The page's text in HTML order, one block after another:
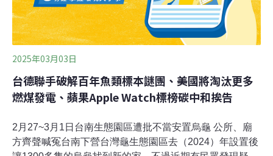
南海海洋研究所、浙江大學和中國海洋大學組成的研究團
隊運用基因
2025年03月03日
台德聯手破解百年魚類標本謎團、美國將淘汰更多
燃煤發電、蘋果Apple Watch標榜碳中和挨告
2月27~3月1日台南生態園區遭批不當安置烏龜 公所、廟
方齊聲喊冤台南下營台灣龜生態園區去（2024）年設置後